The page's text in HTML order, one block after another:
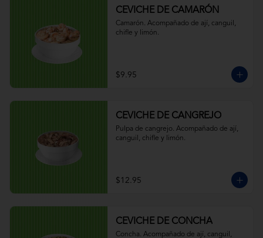
CEVICHE DE CAMARÓN
Camarón. Acompañado de ají, canguil,
chifle y limón.
$9.95
CEVICHE DE CANGREJO
Pulpa de cangrejo. Acompañado de ají,
canguil, chifle y limón.
$12.95
CEVICHE DE CONCHA
Concha. Acompañado de ají, canguil,